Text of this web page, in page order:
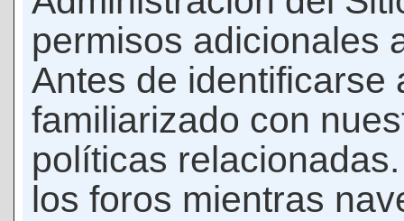
permisos adicionales
Antes de identificarse
familiarizado con
políticas
los foros mientras